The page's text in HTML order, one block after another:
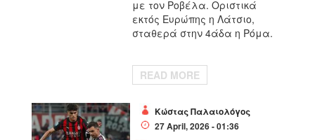
με τον Ροβέλα. Οριστικά
εκτός Ευρώπης η Λάτσιο,
σταθερά στην 4άδα η Ρόμα.
READ MORE
Κώστας Παλαιολόγος
27 April, 2026 - 01:36